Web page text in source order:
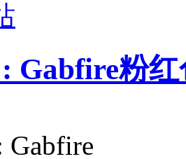
Gabfire粉